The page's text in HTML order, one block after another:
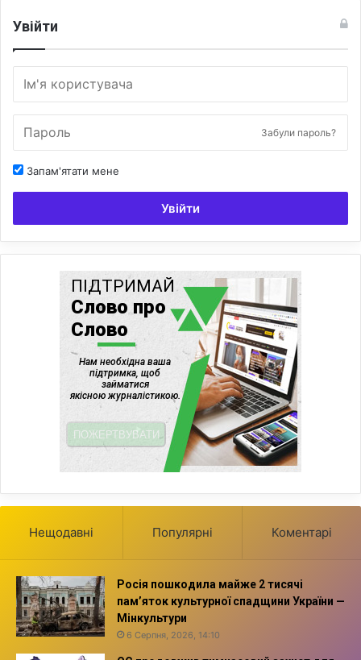
Увійти
Забули пароль?
Запам'ятати мене
Увійти
Нещодавні Популярні Коментарі
Росія пошкодила майже 2 тисячі
пам’яток культурної спадщини України —
Мінкультури
6 Серпня, 2026, 14:10